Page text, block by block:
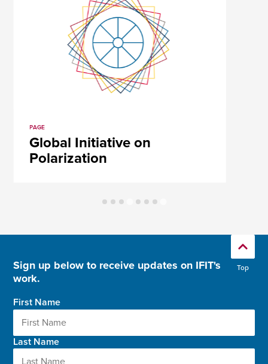
PAGE
Global Initiative on
Polarization
Top
Sign up below to receive updates on IFIT's
work.
First Name
Last Name